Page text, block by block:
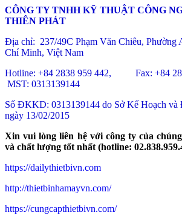
CÔNG TY TNHH KỸ THUẬT CÔNG
THIÊN PHÁT
Địa chỉ: 237/49C Phạm Văn Chiêu, Phường
Chí Minh, Việt Nam
Hotline: +84 2838 959 442, Fax: +84
MST: 0313139144
Số ĐKKD: 0313139144 do Sở Kế Hoạch
ngày 13/02/2015
Xin vui lòng liên hệ với công ty của
và chất lượng tốt nhất (hotline:
https://dailythietbivn.com
http://thietbinhamayvn.com/
https://cungcapthietbivn.com/